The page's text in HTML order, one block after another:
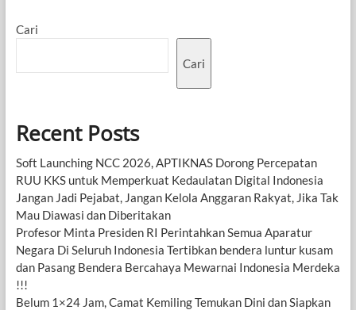
Cari
Cari
Recent Posts
Soft Launching NCC 2026, APTIKNAS Dorong Percepatan
RUU KKS untuk Memperkuat Kedaulatan Digital Indonesia
Jangan Jadi Pejabat, Jangan Kelola Anggaran Rakyat, Jika Tak
Mau Diawasi dan Diberitakan
Profesor Minta Presiden RI Perintahkan Semua Aparatur
Negara Di Seluruh Indonesia Tertibkan bendera luntur kusam
dan Pasang Bendera Bercahaya Mewarnai Indonesia Merdeka
!!!
Belum 1×24 Jam, Camat Kemiling Temukan Dini dan Siapkan